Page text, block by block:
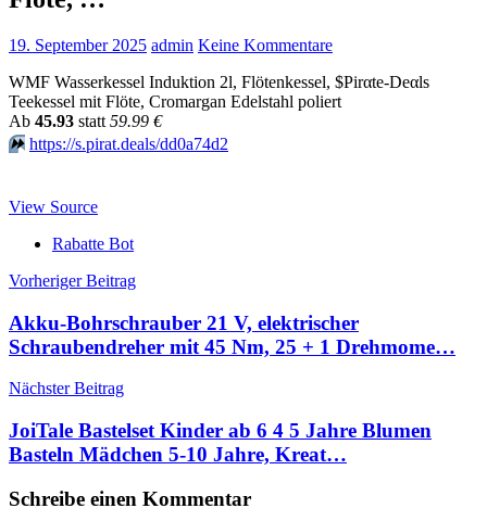
19. September 2025 admin Keine Kommentare
WMF Wasserkessel Induktion 2l, Flötenkessel, $Pirαtе-Dеαls
Teekessel mit Flöte, Cromargan Edelstahl poliert
Аb 45.93 statt 59.99 €
⏩️ https://s.pirat.deals/dd0a74d2
View Source
Rabatte Bot
Beitragsnavigation
Vorheriger Beitrag
Akku-Bohrschrauber 21 V, elektrischer
Schraubendreher mit 45 Nm, 25 + 1 Drehmome…
Nächster Beitrag
JoiTale Bastelset Kinder ab 6 4 5 Jahre Blumen
Basteln Mädchen 5-10 Jahre, Kreat…
Schreibe einen Kommentar